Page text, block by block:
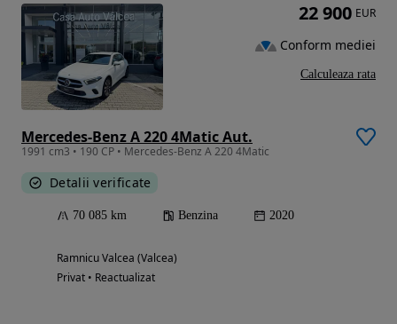
Mercedes-Benz A 220 4Matic Aut.
1991 cm3 • 190 CP • Mercedes-Benz A 220 4Matic
Detalii verificate
70 085 km Benzina 2020
Ramnicu Valcea (Valcea)
Privat • Reactualizat
22 900 EUR
Conform mediei
Calculeaza rata